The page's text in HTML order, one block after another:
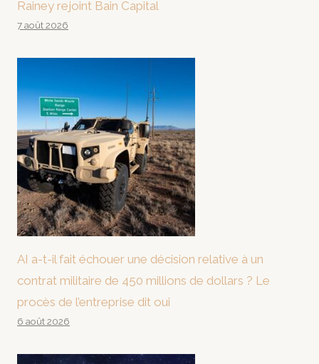
Rainey rejoint Bain Capital
7 août 2026
AI a-t-il fait échouer une décision relative à un
contrat militaire de 450 millions de dollars ? Le
procès de l’entreprise dit oui
6 août 2026